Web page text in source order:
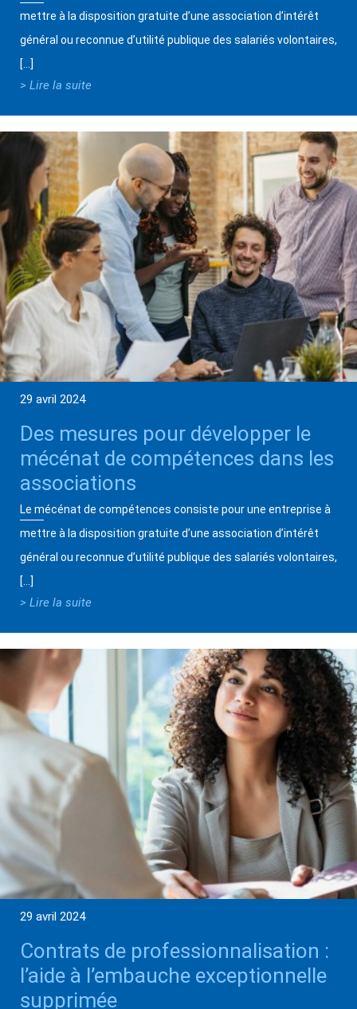
mettre à la disposition gratuite d’une association d’intérêt
général ou reconnue d’utilité publique des salariés volontaires,
[…]
> Lire la suite
29 avril 2024
Des mesures pour développer le
mécénat de compétences dans les
associations
Le mécénat de compétences consiste pour une entreprise à
mettre à la disposition gratuite d’une association d’intérêt
général ou reconnue d’utilité publique des salariés volontaires,
[…]
> Lire la suite
29 avril 2024
Contrats de professionnalisation :
l’aide à l’embauche exceptionnelle
supprimée